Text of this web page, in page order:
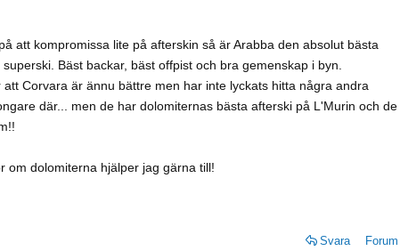
att kompromissa lite på afterskin så är Arabba den absolut bästa
Bäst backar, bäst offpist och bra gemenskap i byn.
Corvara är ännu bättre men har inte lyckats hitta några andra
där... men de har dolomiternas bästa afterski på L'Murin och de
om dolomiterna hjälper jag gärna till!
Svara Forum